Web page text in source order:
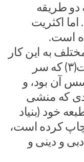
دو طریقه
اکثریت
است.
به این کار
پرداخته‌اند. در سلسله منشورات(۳) که سر
۱۷۹۴م) مؤسس آن بود، و
که منشی
در مطبعه خود (بنیاد
لکهنو) چاپ کرده است،
و دینی و